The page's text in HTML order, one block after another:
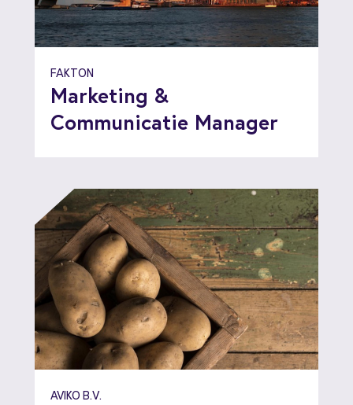
FAKTON
Marketing &
Communicatie Manager
AVIKO B.V.